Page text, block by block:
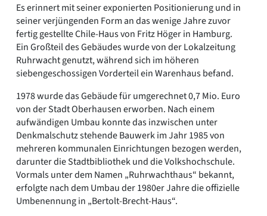
Es erinnert mit seiner exponierten Positionierung und in
seiner verjüngenden Form an das wenige Jahre zuvor
fertig gestellte Chile-Haus von Fritz Höger in Hamburg.
Ein Großteil des Gebäudes wurde von der Lokalzeitung
Ruhrwacht genutzt, während sich im höheren
siebengeschossigen Vorderteil ein Warenhaus befand.
1978 wurde das Gebäude für umgerechnet 0,7 Mio. Euro
von der Stadt Oberhausen erworben. Nach einem
aufwändigen Umbau konnte das inzwischen unter
Denkmalschutz stehende Bauwerk im Jahr 1985 von
mehreren kommunalen Einrichtungen bezogen werden,
darunter die Stadtbibliothek und die Volkshochschule.
Vormals unter dem Namen „Ruhrwachthaus“ bekannt,
erfolgte nach dem Umbau der 1980er Jahre die offizielle
Umbenennung in „Bertolt-Brecht-Haus“.